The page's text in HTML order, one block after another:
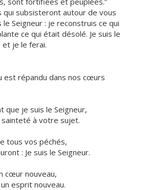
qui subsisteront autour de vous
le Seigneur : je reconstruis ce qui
ce qui était désolé. Je suis le
et je le ferai.
est répandu dans nos cœurs
que je suis le Seigneur,
à votre sujet.
tous vos péchés,
: Je suis le Seigneur.
cœur nouveau,
esprit nouveau.